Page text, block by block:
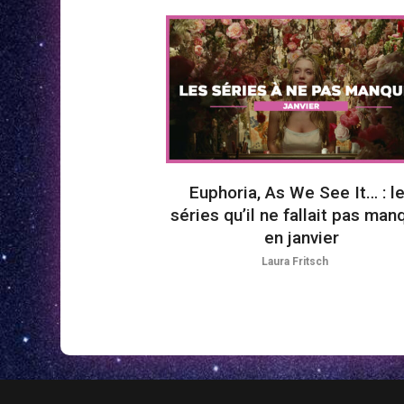
Euphoria, As We See It… :
séries qu’il ne fallait pas
en janvier
Laura Fritsch